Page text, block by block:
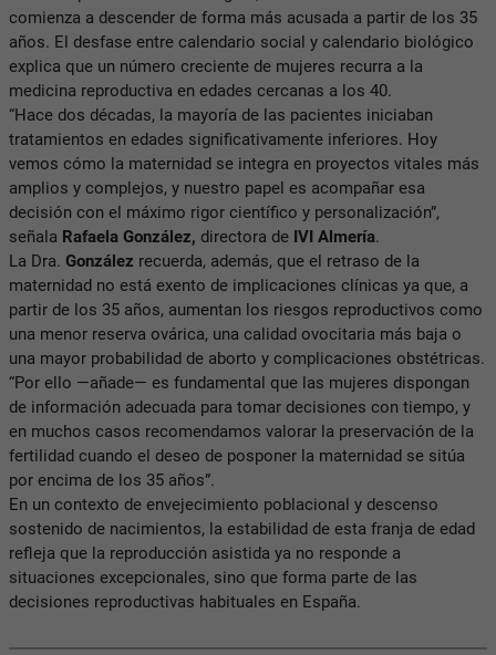
comienza a descender de forma más acusada a partir de los 35
años. El desfase entre calendario social y calendario biológico
explica que un número creciente de mujeres recurra a la
medicina reproductiva en edades cercanas a los 40.
“Hace dos décadas, la mayoría de las pacientes iniciaban
tratamientos en edades significativamente inferiores. Hoy
vemos cómo la maternidad se integra en proyectos vitales más
amplios y complejos, y nuestro papel es acompañar esa
decisión con el máximo rigor científico y personalización”,
señala Rafaela González, directora de IVI Almería.
La Dra. González recuerda, además, que el retraso de la
maternidad no está exento de implicaciones clínicas ya que, a
partir de los 35 años, aumentan los riesgos reproductivos como
una menor reserva ovárica, una calidad ovocitaria más baja o
una mayor probabilidad de aborto y complicaciones obstétricas.
“Por ello —añade— es fundamental que las mujeres dispongan
de información adecuada para tomar decisiones con tiempo, y
en muchos casos recomendamos valorar la preservación de la
fertilidad cuando el deseo de posponer la maternidad se sitúa
por encima de los 35 años”.
En un contexto de envejecimiento poblacional y descenso
sostenido de nacimientos, la estabilidad de esta franja de edad
refleja que la reproducción asistida ya no responde a
situaciones excepcionales, sino que forma parte de las
decisiones reproductivas habituales en España.